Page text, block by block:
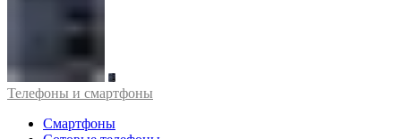
Телефоны и смартфоны
Смартфоны